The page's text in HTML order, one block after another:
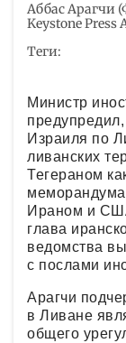
Аббас Арагчи
Keystone Press
Теги:
Министр
Израиля по
ливанских
Тегераном
Ираном и
глава
ведомства
с послами
Арагчи
в Ливане
общего